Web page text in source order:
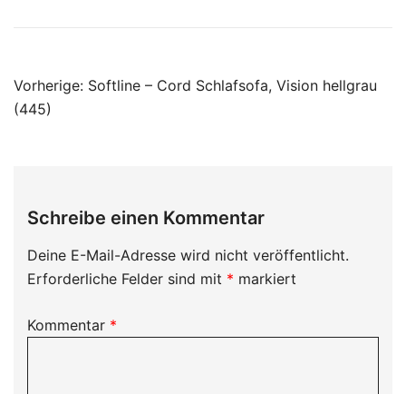
Beitragsnavigation
Vorherige: Softline – Cord Schlafsofa, Vision hellgrau
(445)
Schreibe einen Kommentar
Deine E-Mail-Adresse wird nicht veröffentlicht.
Erforderliche Felder sind mit * markiert
Kommentar *